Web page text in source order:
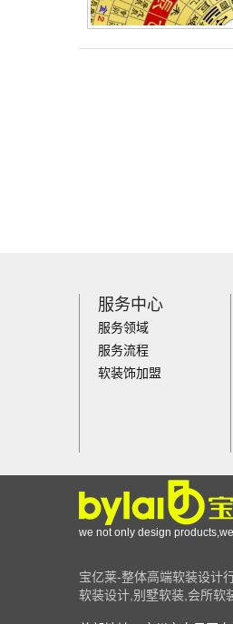
服务中心
服务领域
服务流程
软装饰加盟
we not only design
宝亿莱-整体高端软装设计
软装设计,别墅软装,会所软